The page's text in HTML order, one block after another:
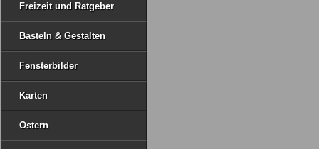
Freizeit und Ratgeber
Basteln & Gestalten
Fensterbilder
Karten
Ostern